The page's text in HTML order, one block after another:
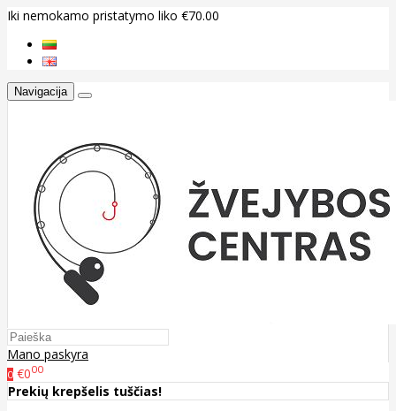
Iki nemokamo pristatymo liko €70.00
Navigacija
Mano paskyra
0 €000
Prekių krepšelis tuščias!